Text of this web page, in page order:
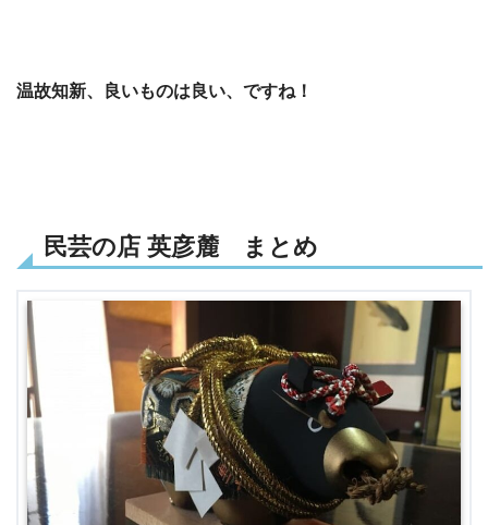
温故知新、良いものは良い、ですね！
民芸の店 英彦麓 まとめ